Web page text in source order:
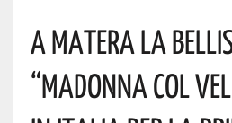
A Matera La
“Madonna Col